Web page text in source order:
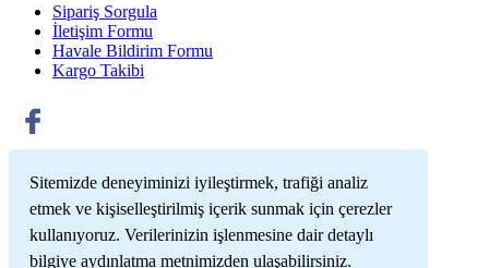
Sitemizde deneyiminizi iyileştirmek, trafiği analiz
etmek ve kişiselleştirilmiş içerik sunmak için çerezler
kullanıyoruz. Verilerinizin işlenmesine dair detaylı
bilgiye aydınlatma metnimizden ulaşabilirsiniz.
Sipariş Sorgula
İletişim Formu
Havale Bildirim Formu
Kargo Takibi